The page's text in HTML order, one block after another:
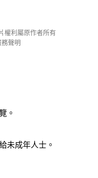
權利屬原作者所有
務聲明
。
未成年人士。